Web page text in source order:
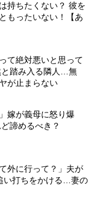
持ちたくない？ 彼を
もったいない！【あ
て絶対悪いと思って
踏み入る隣人…無
が止まらない
嫁が義母に怒り爆
諦めるべき？
外に行って？」夫が
い打ちをかける…妻の